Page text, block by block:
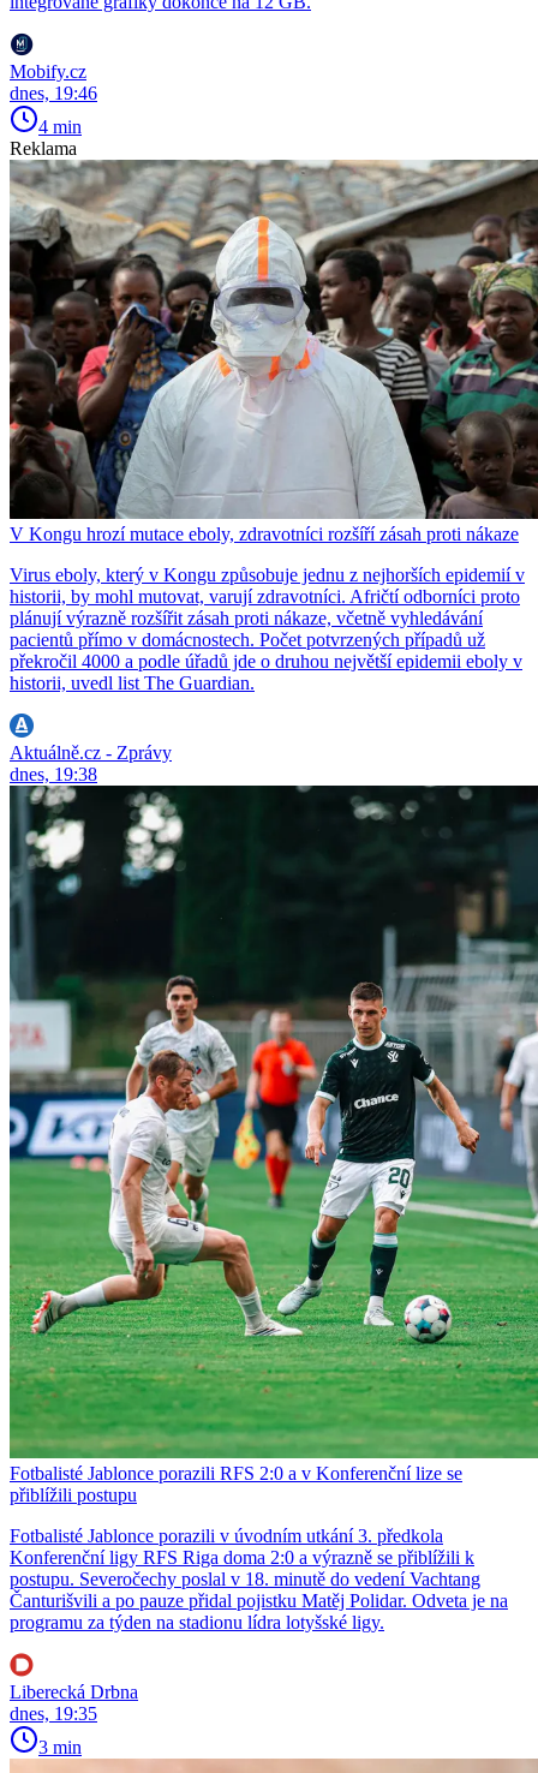
Mobify.cz
dnes, 19:46
4 min
Reklama
V Kongu hrozí mutace eboly, zdravotníci rozšíří zásah proti nákaze
Virus eboly, který v Kongu způsobuje jednu z nejhorších epidemií v
historii, by mohl mutovat, varují zdravotníci. Afričtí odborníci proto
plánují výrazně rozšířit zásah proti nákaze, včetně vyhledávání
pacientů přímo v domácnostech. Počet potvrzených případů už
překročil 4000 a podle úřadů jde o druhou největší epidemii eboly v
historii, uvedl list The Guardian.
Aktuálně.cz - Zprávy
dnes, 19:38
Fotbalisté Jablonce porazili RFS 2:0 a v Konferenční lize se
přiblížili postupu
Fotbalisté Jablonce porazili v úvodním utkání 3. předkola
Konferenční ligy RFS Riga doma 2:0 a výrazně se přiblížili k
postupu. Severočechy poslal v 18. minutě do vedení Vachtang
Čanturišvili a po pauze přidal pojistku Matěj Polidar. Odveta je na
programu za týden na stadionu lídra lotyšské ligy.
Liberecká Drbna
dnes, 19:35
3 min